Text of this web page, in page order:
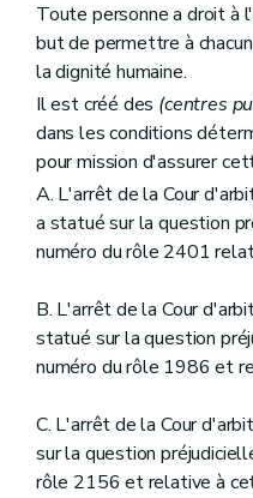
Art. 29
Art. 30
Art. 31
Art.
31
Art. 32
Art. 33
Art. 33bis
Art. 34
Art.34bis
Art. 35
Art. 36
Art. 38
Art. 39
Art. 40
Chapitre III
Du
Art.
Art.41 ter
Art. 42
Art. 43
Toute personne a droit à
but de permettre à
la dignité humaine.
Il est créé des (centres
dans les conditions
pour mission d'assurer
A. L'arrêt de la Cour
a statué sur la question
numéro du rôle 2401
B. L'arrêt de la Cour
statué sur la question
numéro du rôle 1986 et
C. L'arrêt de la Cour
sur la question
rôle 2156 et relative à